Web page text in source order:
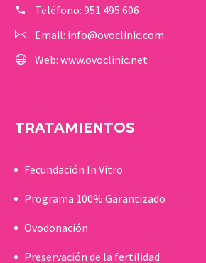
Teléfono: 951 495 606
Email: info@ovoclinic.com
Web: www.ovoclinic.net
TRATAMIENTOS
Fecundación In Vitro
Programa 100% Garantizado
Ovodonación
Preservación de la fertilidad